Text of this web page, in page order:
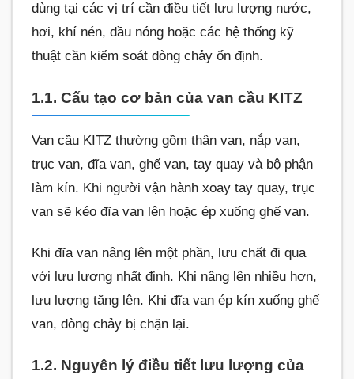
dùng tại các vị trí cần điều tiết lưu lượng nước,
hơi, khí nén, dầu nóng hoặc các hệ thống kỹ
thuật cần kiểm soát dòng chảy ổn định.
1.1. Cấu tạo cơ bản của van cầu KITZ
Van cầu KITZ thường gồm thân van, nắp van,
trục van, đĩa van, ghế van, tay quay và bộ phận
làm kín. Khi người vận hành xoay tay quay, trục
van sẽ kéo đĩa van lên hoặc ép xuống ghế van.
Khi đĩa van nâng lên một phần, lưu chất đi qua
với lưu lượng nhất định. Khi nâng lên nhiều hơn,
lưu lượng tăng lên. Khi đĩa van ép kín xuống ghế
van, dòng chảy bị chặn lại.
1.2. Nguyên lý điều tiết lưu lượng của